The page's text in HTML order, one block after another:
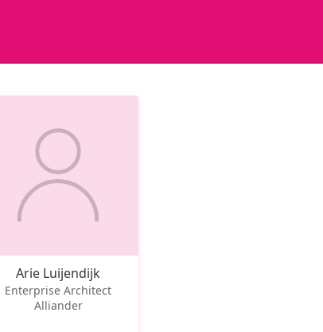
Arie Luijendijk
Enterprise Architect
Alliander